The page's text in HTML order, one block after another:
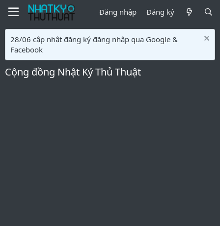
Đăng nhập Đăng ký
28/06 cập nhật đăng ký đăng nhập qua Google &
Facebook
Cộng đồng Nhật Ký Thủ Thuật